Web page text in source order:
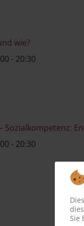
wie?
- 20:30
Sozialkompetenz:
- 20:30
Sie